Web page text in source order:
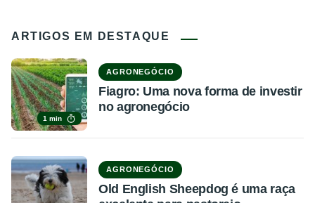
ARTIGOS EM DESTAQUE
1 min
AGRONEGÓCIO
Fiagro: Uma nova forma de investir
no agronegócio
AGRONEGÓCIO
Old English Sheepdog é uma raça